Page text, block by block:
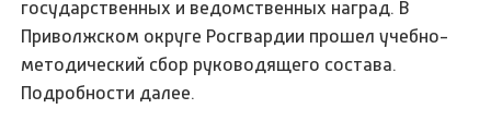
государственных и ведомственных наград. В
Приволжском округе Росгвардии прошел учебно-
методический сбор руководящего состава.
Подробности далее.